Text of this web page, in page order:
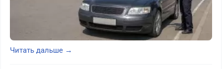
Читать дальше →